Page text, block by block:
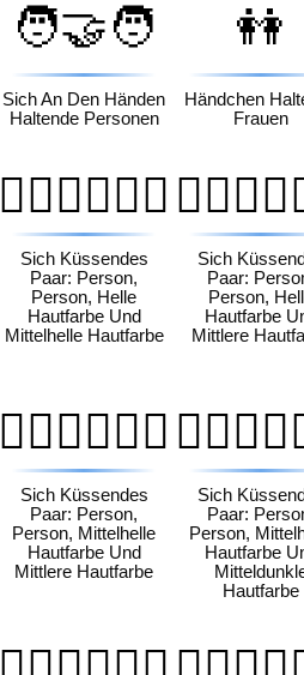
🧑‍🤝‍🧑
Sich An Den Händen
Haltende Personen
👭
Händchen
Frauen
🧑🏻‍❤️‍💋‍🧑🏼
Sich Küssendes
Paar: Person,
Person, Helle
Hautfarbe Und
Mittelhelle Hautfarbe
Sich
Paar:
Person,
Hautfarbe
Mittlere
🧑🏼‍❤️‍💋‍🧑🏽
Sich Küssendes
Paar: Person,
Person, Mittelhelle
Hautfarbe Und
Mittlere Hautfarbe
Sich
Paar:
Person,
Hautfarbe
Hautfarbe